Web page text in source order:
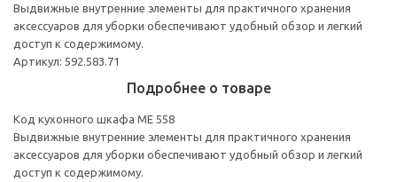
Выдвижные внутренние элементы для практичного хранения
аксессуаров для уборки обеспечивают удобный обзор и легкий
доступ к содержимому.
Артикул: 592.583.71
Подробнее о товаре
Код кухонного шкафа ME 558
Выдвижные внутренние элементы для практичного хранения
аксессуаров для уборки обеспечивают удобный обзор и легкий
доступ к содержимому.